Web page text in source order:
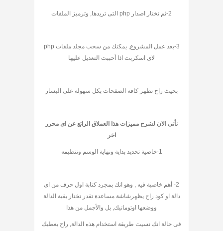
2-ثم نختار اصدار php التى تريدها, وترميز الملفات
3-بعد عمل المشروع, يمكنك من سحب مجلد ملفات php
لاى اسكربت اذا أحببت التعديل عليها
بحيث راح تظهر كافة الصفحات بكل سهولة على اليسار
نأتى الان لشرح مميزات هذا العملاق الرائع عن اى محرر
اخر
1-خاصية تحديد بداية ونهاية الوسم وتنظيمه
2- أهم خاصية فيه , وهو انك بمجرد كتابة اول حرف من اى
دالة او كود راح يظهرشاشة مساعدة تقدر تختار بقية الدالة
ووضعها اوتوماتيك, بل والأجمل من هذا
فى حالة انك نسيت طريقة استخدام هذه الدالة, راح يعطيك